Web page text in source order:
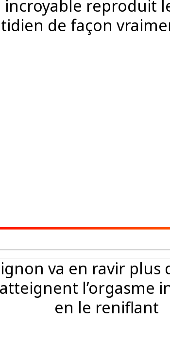
incroyable reproduit
de façon
va en ravir plus
l’orgasme
en le reniflant